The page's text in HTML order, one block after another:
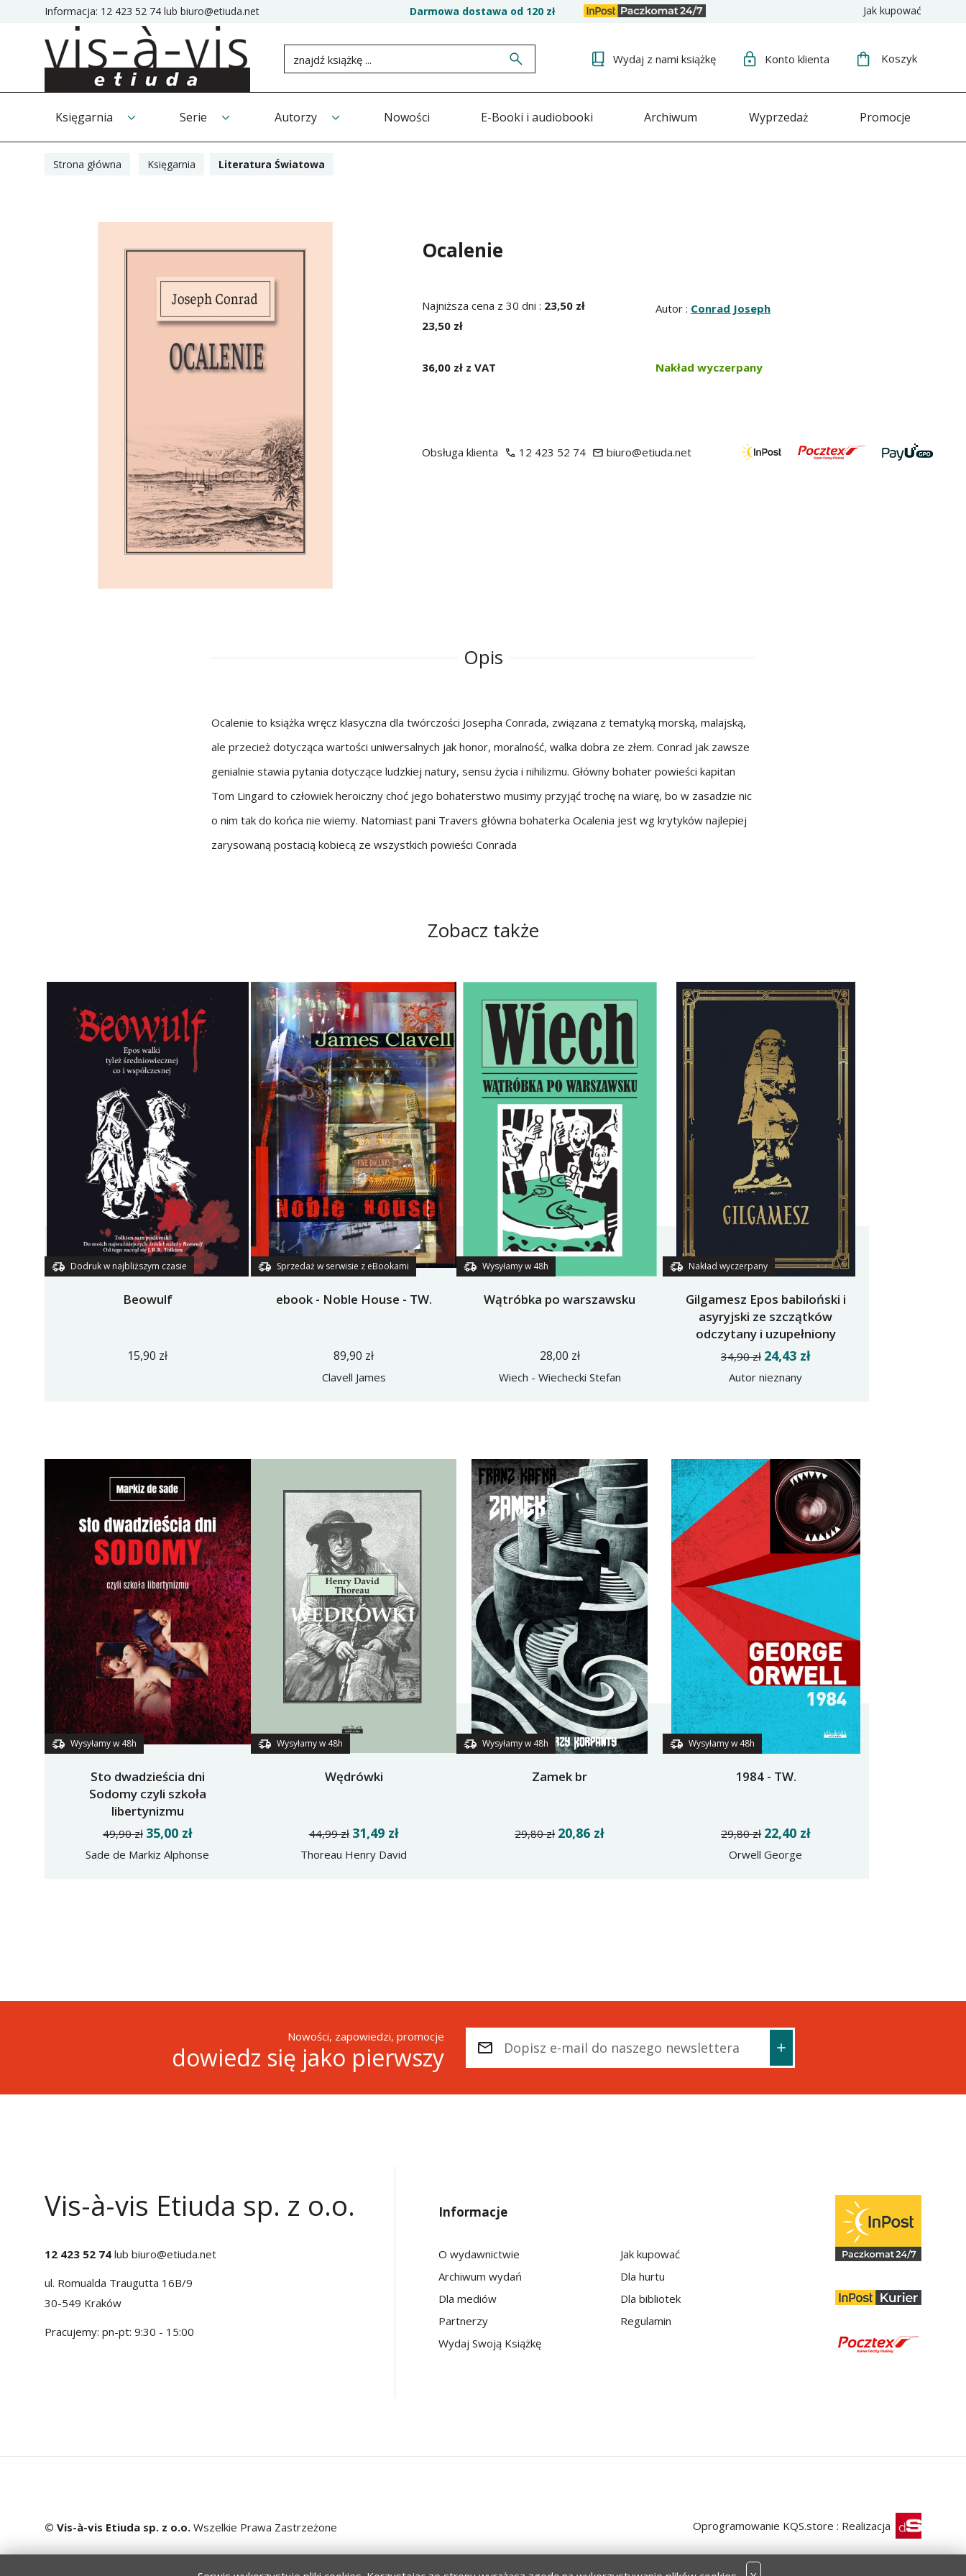
Informacja: 12 423 52 74 lub biuro@etiuda.net Darmowa dostawa od 120 zł Jak kupować
Wydaj z nami książkę Konto klienta Koszyk
Księgarnia Serie Autorzy Nowości E-Booki i audiobooki Archiwum Wyprzedaż Promocje
Strona główna Księgarnia Literatura Światowa
Ocalenie
Najniższa cena z 30 dni : 23,50 zł
23,50 zł
Autor : Conrad Joseph
36,00 zł z VAT Nakład wyczerpany
Obsługa klienta 12 423 52 74 biuro@etiuda.net
Opis
Ocalenie to książka wręcz klasyczna dla twórczości Josepha Conrada, związana z tematyką morską, malajską,
ale przecież dotycząca wartości uniwersalnych jak honor, moralność, walka dobra ze złem. Conrad jak zawsze
genialnie stawia pytania dotyczące ludzkiej natury, sensu życia i nihilizmu. Główny bohater powieści kapitan
Tom Lingard to człowiek heroiczny choć jego bohaterstwo musimy przyjąć trochę na wiarę, bo w zasadzie nic
o nim tak do końca nie wiemy. Natomiast pani Travers główna bohaterka Ocalenia jest wg krytyków najlepiej
zarysowaną postacią kobiecą ze wszystkich powieści Conrada
Zobacz także
Dodruk w najbliższym czasie
Beowulf
15,90 zł
Sprzedaż w serwisie z eBookami
ebook - Noble House - TW.
89,90 zł
Clavell James
Wysyłamy w 48h
Wątróbka po warszawsku
28,00 zł
Wiech - Wiechecki Stefan
Nakład wyczerpany
Gilgamesz Epos babiloński i
asyryjski ze szczątków
odczytany i uzupełniony
także pieśniami
Stillera
34,90 zł 24,43 zł
Autor nieznany
Wysyłamy w 48h
Sto dwadzieścia dni
Sodomy czyli szkoła
libertynizmu
49,90 zł 35,00 zł
Sade de Markiz Alphonse
Wysyłamy w 48h
Wędrówki
44,99 zł 31,49 zł
Thoreau Henry David
Wysyłamy w 48h
Zamek br
29,80 zł 20,86 zł
Wysyłamy w 48h
1984 - TW.
29,80 zł 22,40 zł
Orwell George
Nowości, zapowiedzi, promocje
dowiedz się jako pierwszy
Vis-à-vis Etiuda sp. z o.o.
12 423 52 74 lub biuro@etiuda.net
ul. Romualda Traugutta 16B/9
30-549 Kraków
Pracujemy: pn-pt: 9:30 - 15:00
Informacje
O wydawnictwie
Archiwum wydań
Dla mediów
Partnerzy
Wydaj Swoją Książkę
Jak kupować
Dla hurtu
Dla bibliotek
Regulamin
© Vis-à-vis Etiuda sp. z o.o. Wszelkie Prawa Zastrzeżone Oprogramowanie KQS.store : Realizacja